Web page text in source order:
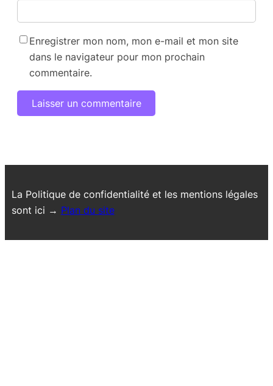
Enregistrer mon nom, mon e-mail et mon site
dans le navigateur pour mon prochain
commentaire.
La Politique de confidentialité et les mentions légales
sont ici → Plan du site